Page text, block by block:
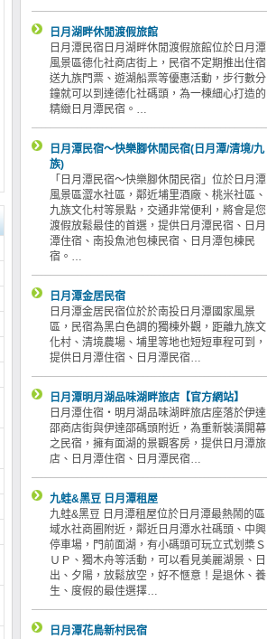
日月湖畔休閒渡假旅館
日月潭民宿日月湖畔休閒渡假旅館位於日月潭
風景區德化社商店街上，民宿不定期推出住宿
送九族門票、遊湖船票等優惠活動，步行數分
鐘就可以到達德化社碼頭，為一棟細心打造的
精緻日月潭民宿。…
日月潭民宿～快樂腳休閒民宿(日月潭/清境/九
族)
「日月潭民宿～快樂腳休閒民宿」位於日月潭
風景區澀水社區，鄰近埔里酒廠、桃米社區、
九族文化村等景點，交通非常便利，將會是您
渡假放鬆最佳的首選，提供日月潭民宿、日月
潭住宿、南投魚池包棟民宿、日月潭包棟民
宿。…
日月潭金居民宿
日月潭金居民宿位於於南投日月潭國家風景
區，民宿為黑白色調的獨棟外觀，距離九族文
化村、清境農場、埔里等地也短短車程可到，
提供日月潭住宿、日月潭民宿…
日月潭明月湖品味湖畔旅店【官方網站】
日月潭住宿‧明月湖品味湖畔旅店座落於伊達
邵商店街與伊達邵碼頭附近，為重新裝潢開幕
之民宿，擁有面湖的景觀客房，提供日月潭旅
店、日月潭住宿、日月潭民宿…
九蛙&黑豆 日月潭租屋
九蛙&黑豆 日月潭租屋位於日月潭最熱鬧的區
域水社商圈附近，鄰近日月潭水社碼頭、中興
停車場，門前面湖，有小碼頭可玩立式划槳Ｓ
ＵＰ、獨木舟等活動，可以看見美麗湖景、日
出、夕陽，放鬆放空，好不愜意！是退休、養
生、度假的最佳選擇…
日月潭花鳥新村民宿